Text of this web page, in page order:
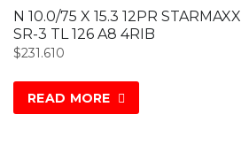
N 10.0/75 X 15.3 12PR STARMAXX
SR-3 TL 126 A8 4RIB
$231.610
READ MORE